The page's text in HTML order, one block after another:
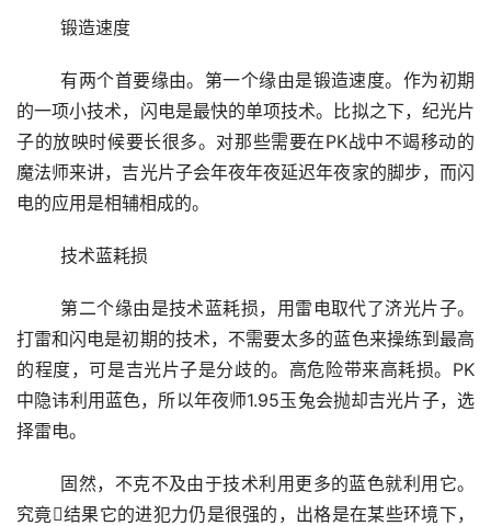
	锻造速度
	有两个首要缘由。第一个缘由是锻造速度。作为初期
的一项小技术，闪电是最快的单项技术。比拟之下，纪光片
子的放映时候要长很多。对那些需要在PK战中不竭移动的
魔法师来讲，吉光片子会年夜年夜延迟年夜家的脚步，而闪
电的应用是相辅相成的。
	技术蓝耗损
打雷和闪电是初期的技术，不需要太多的蓝色来操练到最高
的程度，可是吉光片子是分歧的。高危险带来高耗损。PK
中隐讳利用蓝色，所以年夜师1.95玉兔会抛却吉光片子，选
择雷电。
究竟结果它的进犯力仍是很强的，出格是在某些环境下，